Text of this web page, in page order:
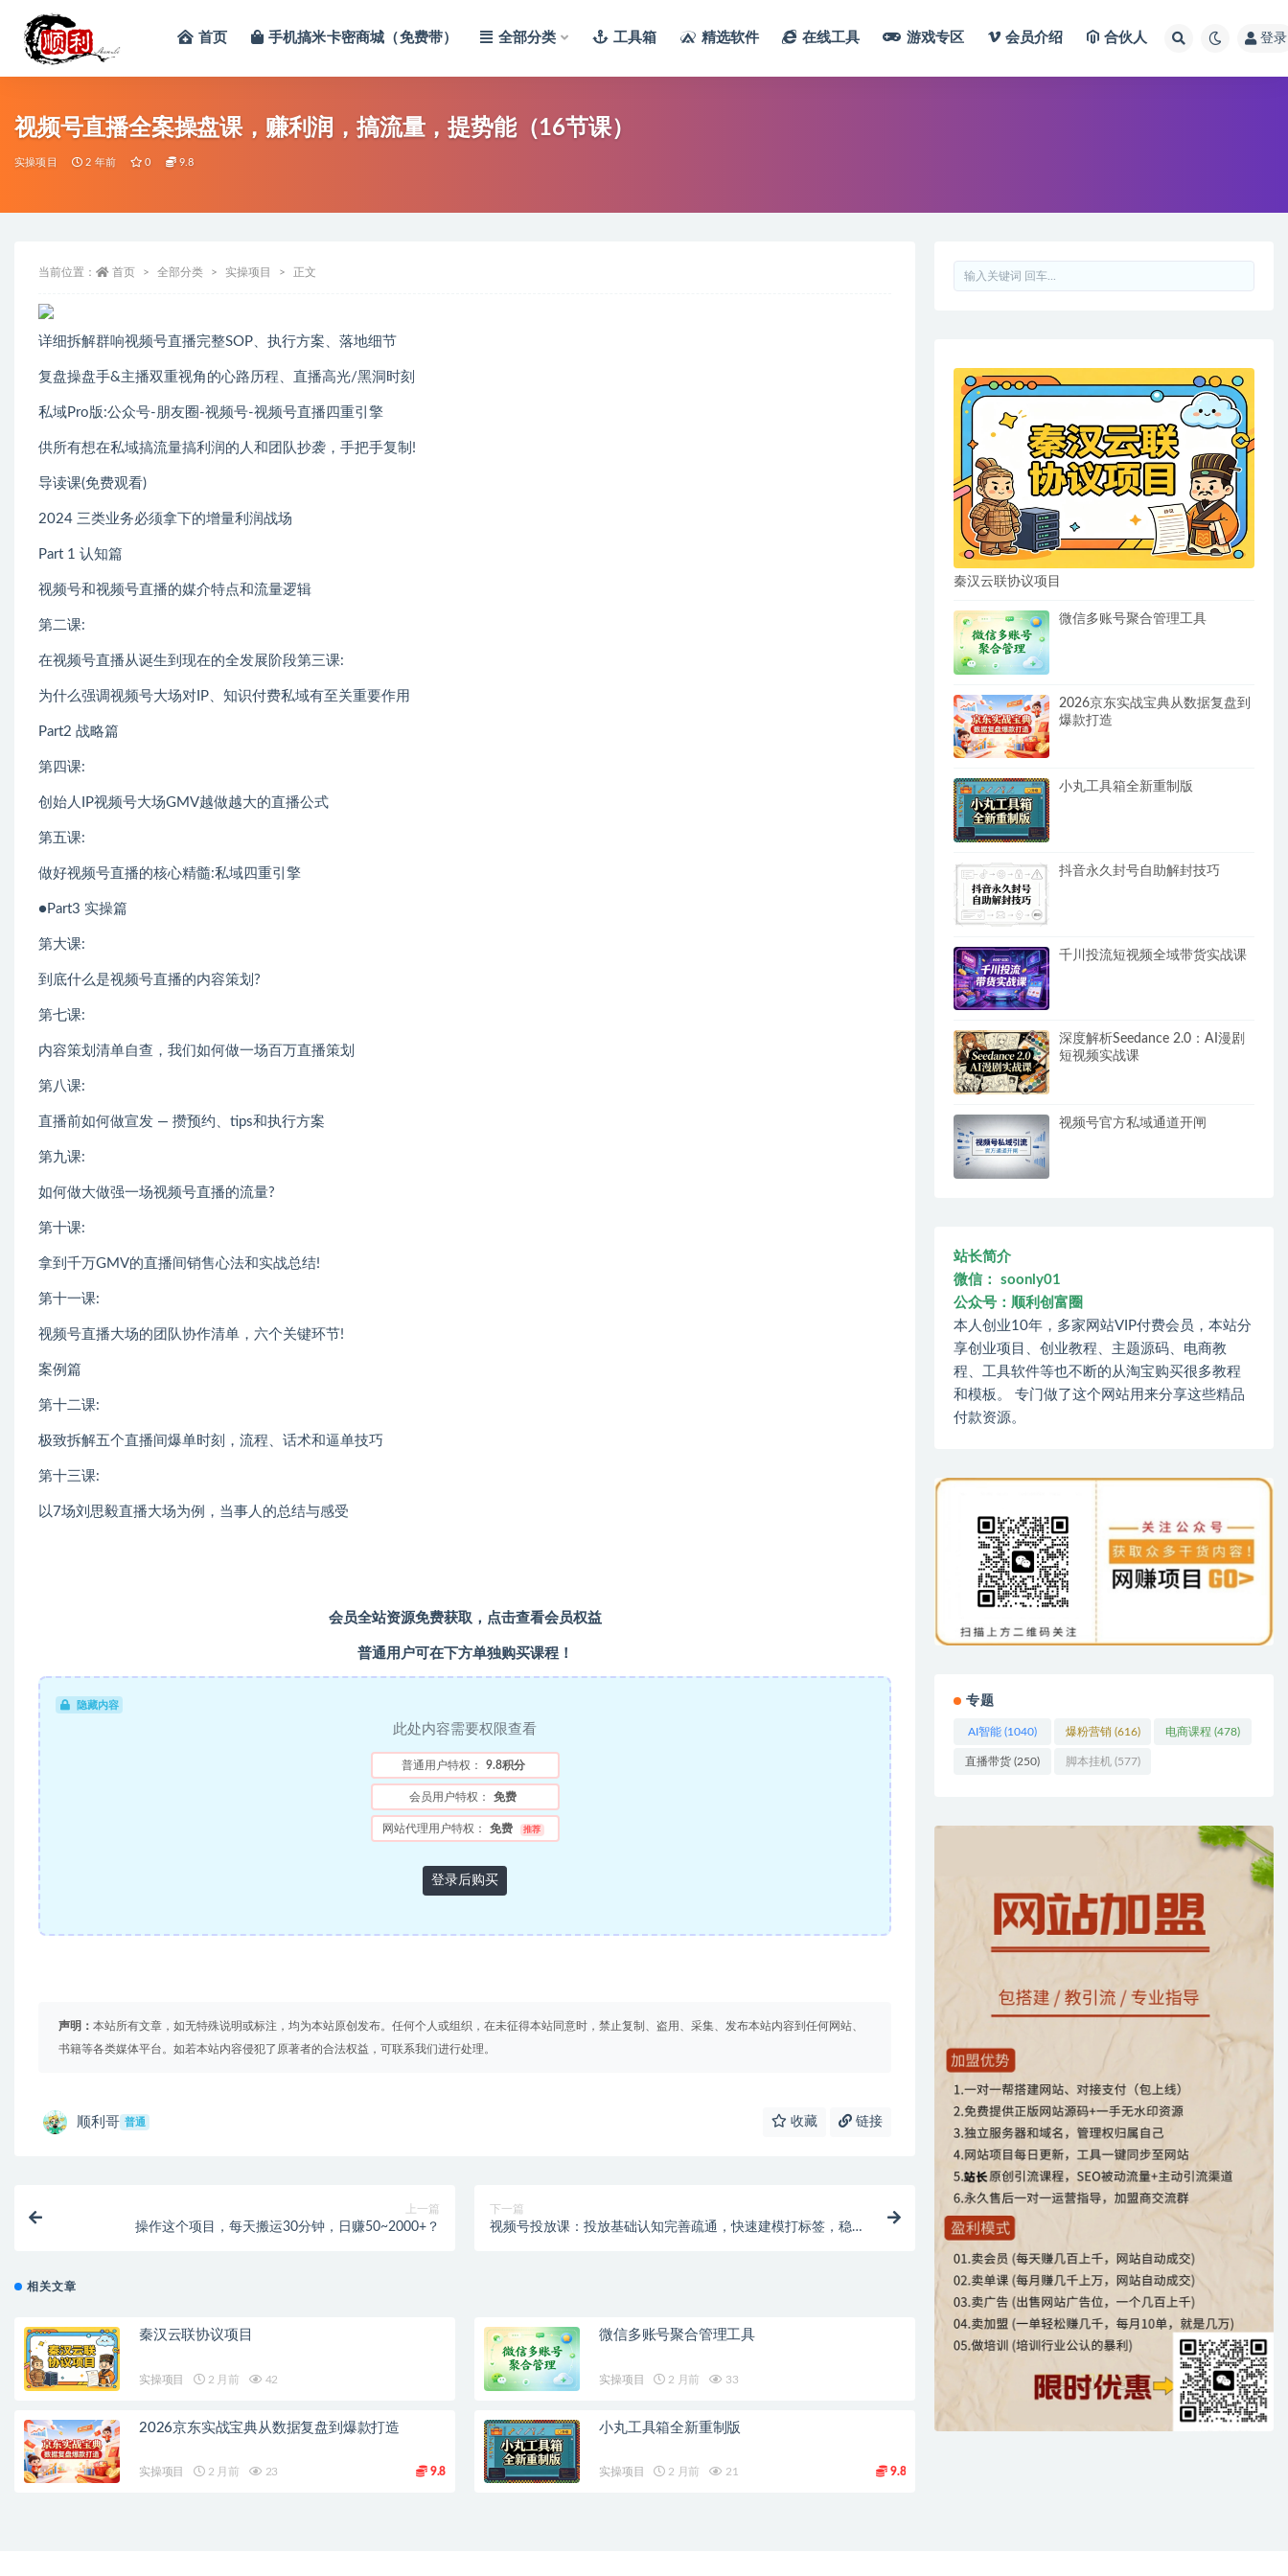
首页 手机搞米卡密商城（免费带） 全部分类 工具箱 精选软件 在线工具 游戏专区 会员介绍 合伙人 登录
视频号直播全案操盘课，赚利润，搞流量，提势能（16节课）
实操项目 2 年前 0 9.8
当前位置： 首页 全部分类 实操项目 正文
详细拆解群响视频号直播完整SOP、执行方案、落地细节
复盘操盘手&主播双重视角的心路历程、直播高光/黑洞时刻
私域Pro版:公众号-朋友圈-视频号-视频号直播四重引擎
供所有想在私域搞流量搞利润的人和团队抄袭，手把手复制!
导读课(免费观看)
2024 三类业务必须拿下的增量利润战场
Part 1 认知篇
视频号和视频号直播的媒介特点和流量逻辑
第二课:
在视频号直播从诞生到现在的全发展阶段第三课:
为什么强调视频号大场对IP、知识付费私域有至关重要作用
Part2 战略篇
第四课:
创始人IP视频号大场GMV越做越大的直播公式
第五课:
做好视频号直播的核心精髓:私域四重引擎
●Part3 实操篇
第大课:
到底什么是视频号直播的内容策划?
第七课:
内容策划清单自查，我们如何做一场百万直播策划
第八课:
直播前如何做宣发 — 攒预约、tips和执行方案
第九课:
如何做大做强一场视频号直播的流量?
第十课:
拿到千万GMV的直播间销售心法和实战总结!
第十一课:
视频号直播大场的团队协作清单，六个关键环节!
案例篇
第十二课:
极致拆解五个直播间爆单时刻，流程、话术和逼单技巧
第十三课:
以7场刘思毅直播大场为例，当事人的总结与感受
会员全站资源免费获取， 点击查看会员权益
普通用户可在下方单独购买课程！
隐藏内容
此处内容需要权限查看
普通用户特权： 9.8积分
会员用户特权： 免费
网站代理用户特权： 免费 推荐
登录后购买
声明： 本站所有文章，如无特殊说明或标注，均为本站原创发布。任何个人或组织，在未征得本站同意时，禁止复制、盗用、采集、发布本站内容到任何网站、
书籍等各类媒体平台。如若本站内容侵犯了原著者的合法权益，可联系我们进行处理。
顺利哥 普通 收藏 链接
上一篇
操作这个项目，每天搬运30分钟，日赚50~2000+？
下一篇
视频号投放课：投放基础认知完善疏通，快速建模打标签，稳住
相关文章
秦汉云联协议项目
实操项目 2 月前 42
微信多账号聚合管理工具
实操项目 2 月前 33
2026京东实战宝典从数据复盘到爆款打造
实操项目 2 月前 23 9.8
小丸工具箱全新重制版
实操项目 2 月前 21 9.8
秦汉云联协议项目
微信多账号聚合管理工具
2026京东实战宝典从数据复盘到
爆款打造
小丸工具箱全新重制版
抖音永久封号自助解封技巧
千川投流短视频全域带货实战课
深度解析Seedance 2.0：AI漫剧
短视频实战课
视频号官方私域通道开闸
站长简介
微信： soonly01
公众号：顺利创富圈
本人创业10年，多家网站VIP付费会员，本站分
享创业项目、创业教程、主题源码、电商教
程、工具软件等也不断的从淘宝购买很多教程
和模板。 专门做了这个网站用来分享这些精品
付款资源。
专题
AI智能 (1040) 爆粉营销(616) 电商课程 (478)
直播带货 (250) 脚本挂机(577)